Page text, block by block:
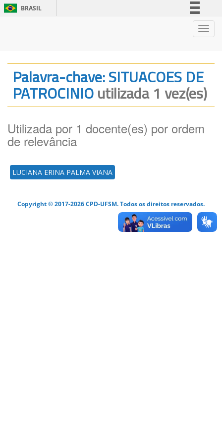
BRASIL
Legislação
Canais
Palavra-chave: SITUACOES DE
PATROCINIOutilizada 1 vez(es)
Utilizada por 1 docente(es) por ordem
de relevância
LUCIANA ERINA PALMA VIANA
Copyright © 2017-2026 CPD-UFSM. Todos os direitos reservados.